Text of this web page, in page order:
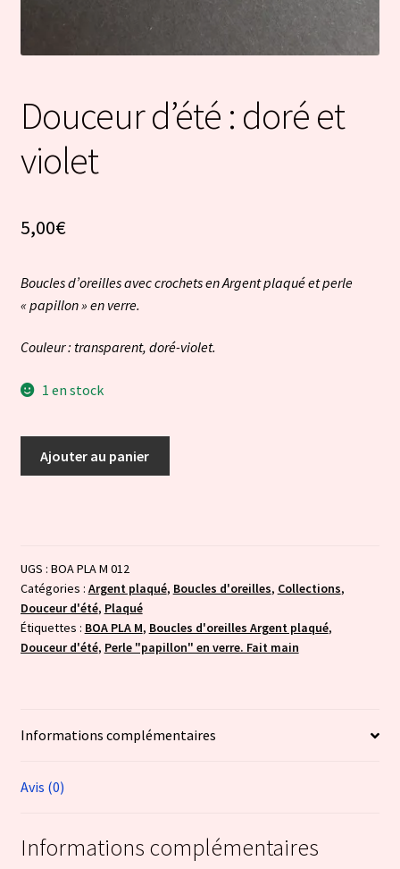
Douceur d’été : doré et
violet
5,00€
Boucles d’oreilles avec crochets en Argent plaqué et perle
« papillon » en verre.
Couleur : transparent, doré-violet.
1 en stock
violet
Ajouter au panier
UGS : BOA PLA M 012
Catégories : Argent plaqué, Boucles d'oreilles, Collections,
Douceur d'été, Plaqué
Étiquettes : BOA PLA M, Boucles d'oreilles Argent plaqué,
Douceur d'été, Perle "papillon" en verre. Fait main
Informations complémentaires
Avis (0)
Informations complémentaires